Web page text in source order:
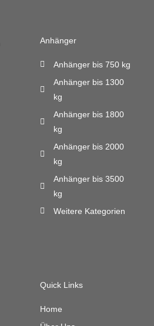
Anhänger
Anhänger bis 750 kg
Anhänger bis 1300
kg
Anhänger bis 1800
kg
Anhänger bis 2000
kg
Anhänger bis 3500
kg
Weitere Kategorien
Quick Links
Home